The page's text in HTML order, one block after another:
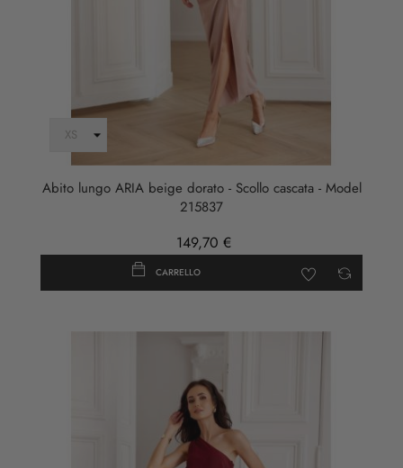
Abito lungo ARIA beige dorato - Scollo cascata - Model
215837
149,70 €
CARRELLO